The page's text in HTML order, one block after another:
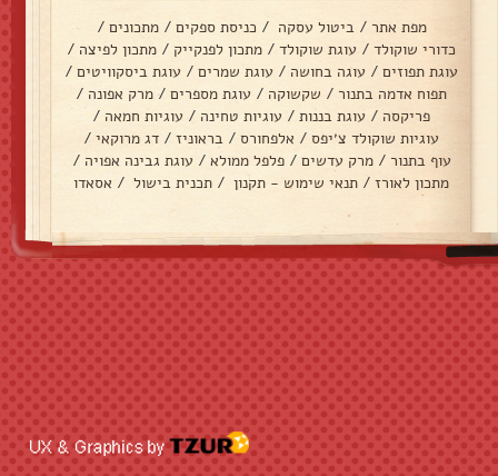
מפת אתר / ביטול עסקה / כניסת ספקים / מתכונים /
כדורי שוקולד / עוגת שוקולד / מתכון לפנקייק / מתכון לפיצה /
עוגת תפוזים / עוגה בחושה / עוגת שמרים / עוגת ביסקוויטים /
תפוח אדמה בתנור / שקשוקה / עוגת מספרים / מרק אפונה /
פריקסה / עוגת בננות / עוגיות טחינה / עוגיות חמאה /
עוגיות שוקולד צ׳יפס / אלפחורס / בראוניז / דג מרוקאי /
עוף בתנור / מרק עדשים / פלפל ממולא / עוגת גבינה אפויה /
מתכון לאורז / תנאי שימוש - תקנון / תכנית בישול / אסאדו